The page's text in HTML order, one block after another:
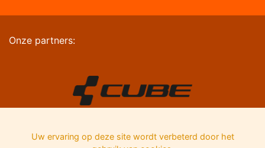
Onze partners:
Uw ervaring op deze site wordt verbeterd door het